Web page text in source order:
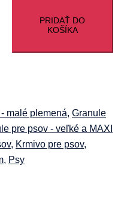
PRIDAŤ DO
KOŠÍKA
malé plemená, Granule
pre psov - veľké a MAXI
, Krmivo pre psov,
, Psy